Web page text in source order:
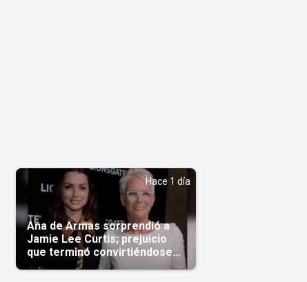
Hace 1 día
Ana de Armas sorprendió a
Jamie Lee Curtis; prejuicio
que terminó convirtiéndose
en admiración en Hollywood